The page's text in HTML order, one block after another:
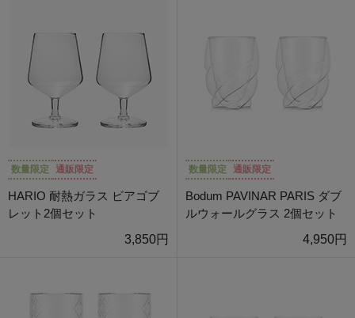
数量限定 通販限定
HARIO 耐熱ガラス ビアゴブ
レット2個セット
3,850円
数量限定 通販限定
Bodum PAVINAR PARIS ダブ
ルウォールグラス 2個セット
4,950円